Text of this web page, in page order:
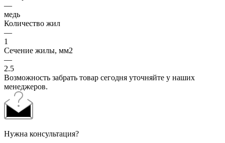
—
медь
Количество жил
—
1
Сечение жилы, мм2
—
2.5
Возможность забрать товар сегодня уточняйте у наших
менеджеров.
Нужна консультация?